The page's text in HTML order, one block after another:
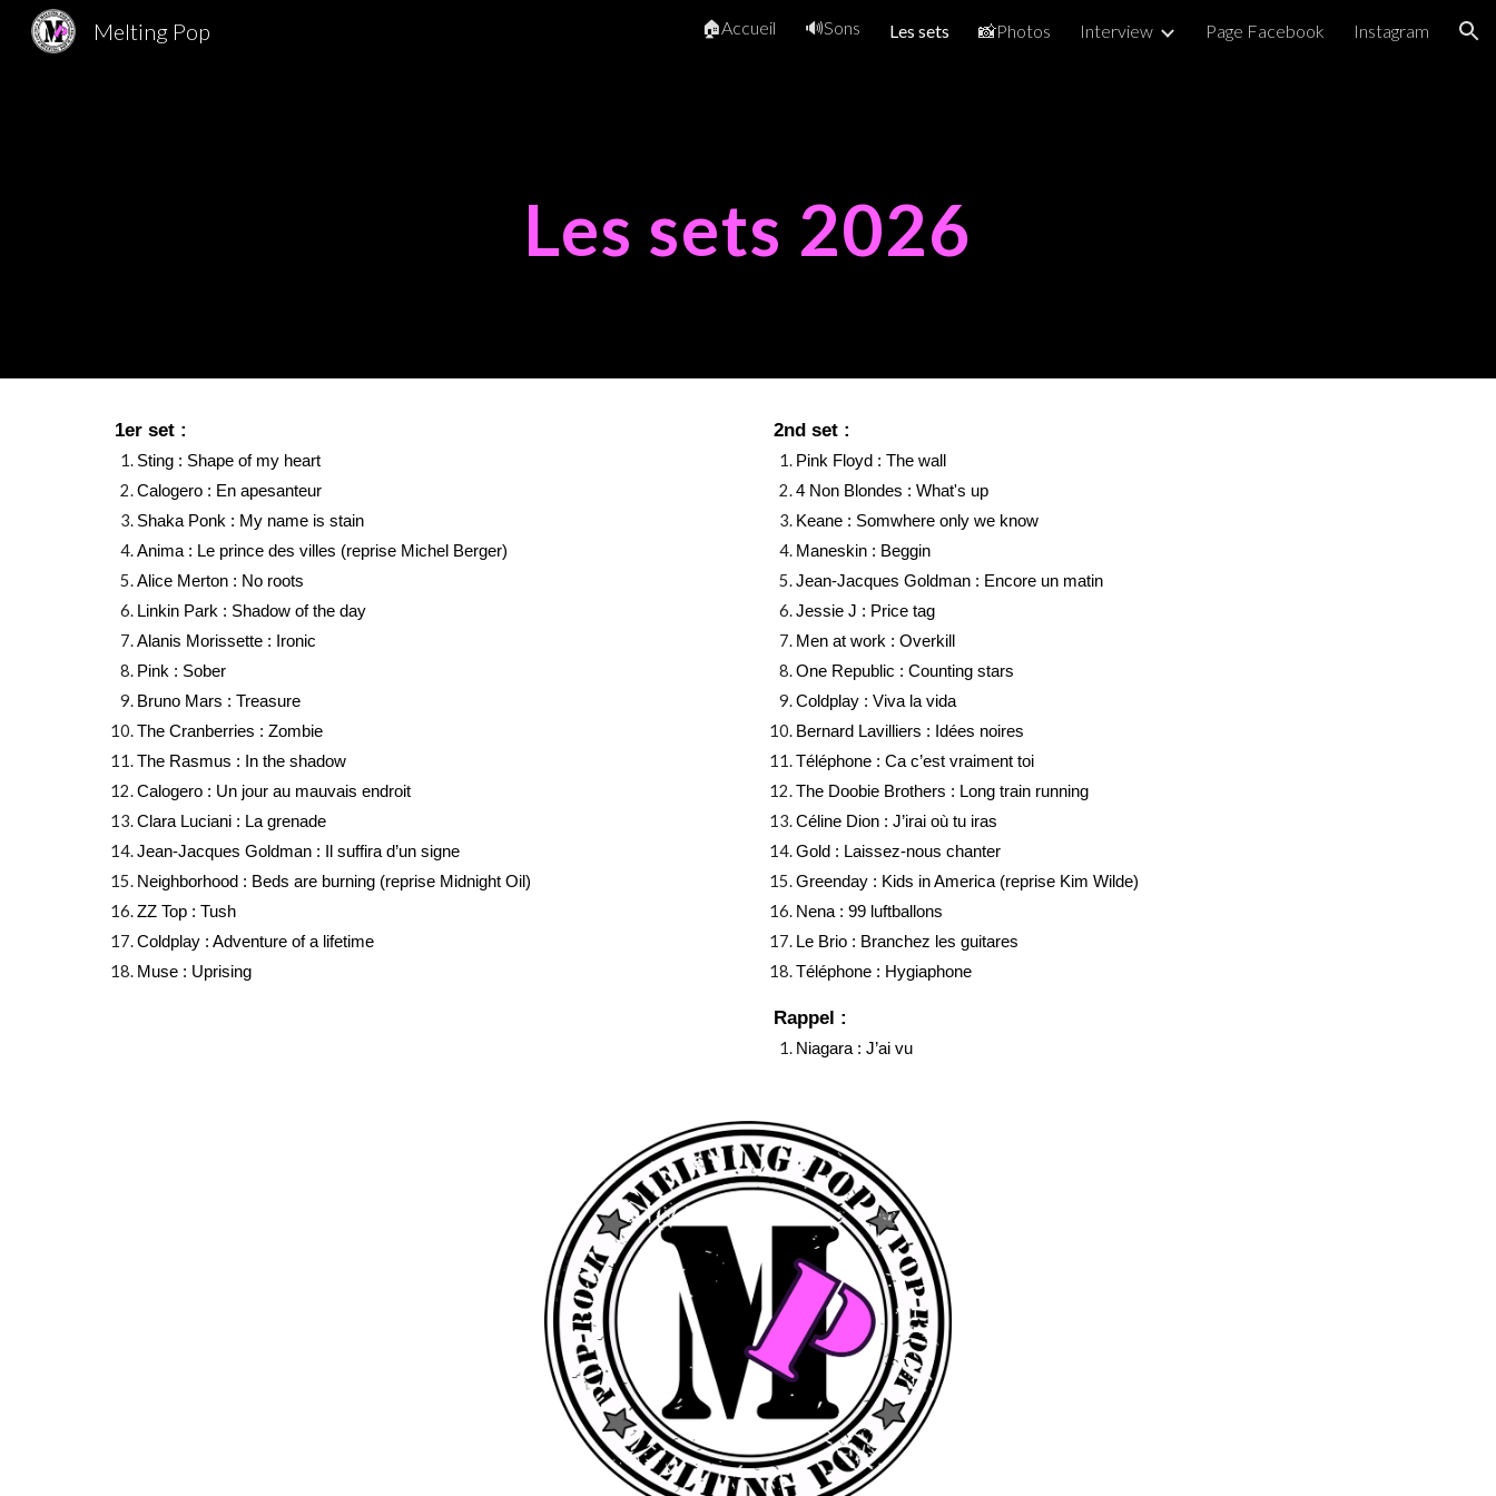
Skip to navigation
Melting Pop 🏠Accueil 🔊Sons Les sets 📸Photos Interview Page Facebook Instagram
Les sets 2026
1er set :
Sting : Shape of my heart
Calogero : En apesanteur
Shaka Ponk : My name is stain
Anima : Le prince des villes (reprise Michel Berger)
Alice Merton : No roots
Linkin Park : Shadow of the day
Alanis Morissette : Ironic
Pink : Sober
Bruno Mars : Treasure
The Cranberries : Zombie
The Rasmus : In the shadow
Calogero : Un jour au mauvais endroit
Clara Luciani : La grenade
Jean-Jacques Goldman : Il suffira d’un signe
Neighborhood : Beds are burning (reprise Midnight Oil)
ZZ Top : Tush
Coldplay : Adventure of a lifetime
Muse : Uprising
2nd set :
Pink Floyd : The wall
4 Non Blondes : What's up
Keane : Somwhere only we know
Maneskin : Beggin
Jean-Jacques Goldman : Encore un matin
Jessie J : Price tag
Men at work : Overkill
One Republic : Counting stars
Coldplay : Viva la vida
Bernard Lavilliers : Idées noires
Téléphone : Ca c’est vraiment toi
The Doobie Brothers : Long train running
Céline Dion : J’irai où tu iras
Gold : Laissez-nous chanter
Greenday : Kids in America (reprise Kim Wilde)
Nena : 99 luftballons
Le Brio : Branchez les guitares
Téléphone : Hygiaphone
Rappel :
Niagara : J’ai vu